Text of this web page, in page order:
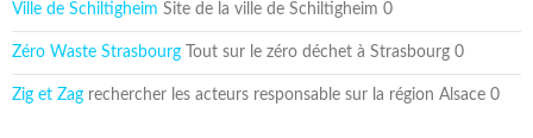
Ville de Schiltigheim Site de la ville de Schiltigheim 0
Zéro Waste Strasbourg Tout sur le zéro déchet à Strasbourg 0
Zig et Zag rechercher les acteurs responsable sur la région Alsace 0